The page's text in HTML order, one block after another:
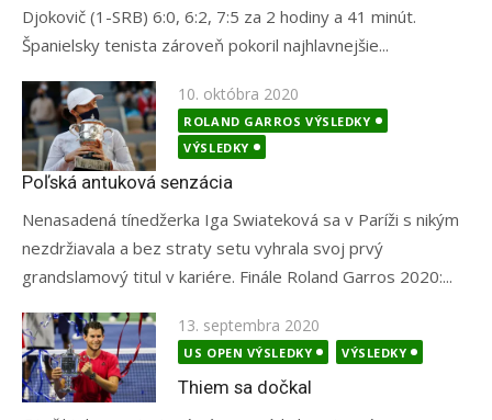
Djokovič (1-SRB) 6:0, 6:2, 7:5 za 2 hodiny a 41 minút.
Španielsky tenista zároveň pokoril najhlavnejšie...
Posted
on
10. októbra 2020
ROLAND GARROS VÝSLEDKY
VÝSLEDKY
Poľská antuková senzácia
Nenasadená tínedžerka Iga Swiateková sa v Paríži s nikým
nezdržiavala a bez straty setu vyhrala svoj prvý
grandslamový titul v kariére. Finále Roland Garros 2020:...
Posted
on
13. septembra 2020
US OPEN VÝSLEDKY VÝSLEDKY
Thiem sa dočkal